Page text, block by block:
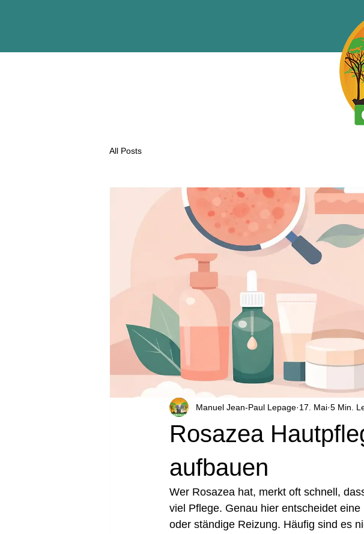
All Posts
Rosazea
aufbauen
Manuel Jean-Paul Lepage 17. Mai 5 Min.
Wer Rosazea hat, merkt oft schnell,
viel Pflege. Genau hier entscheidet
oder ständige Reizung. Häufig sind es